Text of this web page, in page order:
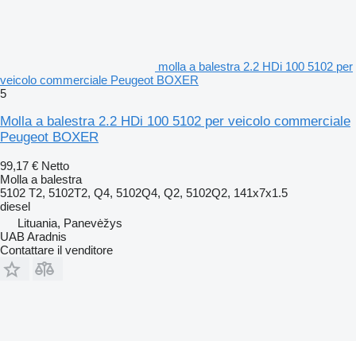
molla a balestra 2.2 HDi 100 5102 per
veicolo commerciale Peugeot BOXER
5
Molla a balestra 2.2 HDi 100 5102 per veicolo commerciale
Peugeot BOXER
99,17 € Netto
Molla a balestra
5102 T2, 5102T2, Q4, 5102Q4, Q2, 5102Q2, 141x7x1.5
diesel
Lituania, Panevėžys
UAB Aradnis
Contattare il venditore